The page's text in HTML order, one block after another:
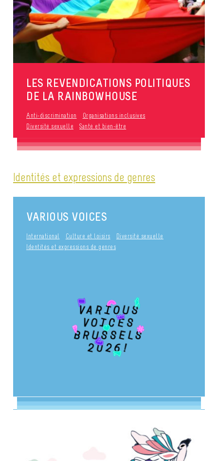
LES REVENDICATIONS POLITIQUES
DE LA RAINBOWHOUSE
Anti-discrimination
Organisations inclusives
Diversité sexuelle
Santé et bien-être
Identités et expressions de genres
VARIOUS VOICES
International Culture et loisirs
Diversité sexuelle
Identités et expressions de genres